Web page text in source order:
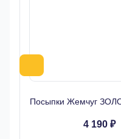
Посыпки Жемчуг
4 190 ₽